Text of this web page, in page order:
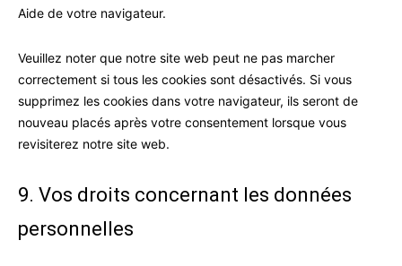
Aide de votre navigateur.
Veuillez noter que notre site web peut ne pas marcher
correctement si tous les cookies sont désactivés. Si vous
supprimez les cookies dans votre navigateur, ils seront de
nouveau placés après votre consentement lorsque vous
revisiterez notre site web.
9. Vos droits concernant les données
personnelles